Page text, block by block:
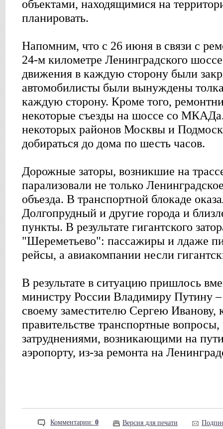
объектами, находящимися на
планировать.
Напомним, что с 26 июня в связи с
24-м километре Ленинградского
движения в каждую сторону были
автомобилисты были вынуждены
каждую сторону. Кроме того,
некоторые съезды на шоссе со
некоторых районов Москвы и
добираться до дома по шесть часов.
Дорожные заторы, возникшие на
парализовали не только
объезда. В транспортной блокаде
Долгопрудный и другие города и
пункты. В результате гигантского
"Шереметьево": пассажиры и лдаже
рейсы, а авиакомпании несли
В результате в ситуацию пришлось
министру России Владимиру Путину –
своему заместителю Сергею
правительстве транспортные
затруднениями, возникающими на
аэропорту, из-за ремонта на
Комментарии: 0 Версия для печати